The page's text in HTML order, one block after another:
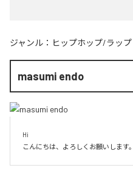
ジャンル： ヒップホップ/ラップ
masumi endo
Hi
こんにちは、よろしくお願いします。